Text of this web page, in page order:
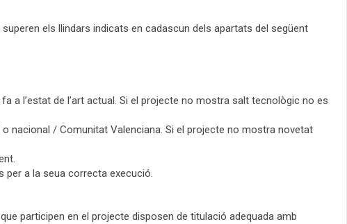
els llindars indicats en cadascun dels apartats del següent
a l’estat de l’art actual. Si el projecte no mostra salt tecnològic no es
nacional / Comunitat Valenciana. Si el projecte no mostra novetat
per a la seua correcta execució.
participen en el projecte disposen de titulació adequada amb